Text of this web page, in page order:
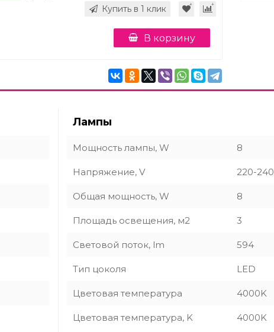
Купить в 1 клик
В корзину
Лампы
Мощность лампы, W 8
Напряжение, V 220-240
Общая мощность, W 8
Площадь освещения, м2 3
Световой поток, lm 594
Тип цоколя LED
Цветовая температура 4000K
Цветовая температура, K 4000K